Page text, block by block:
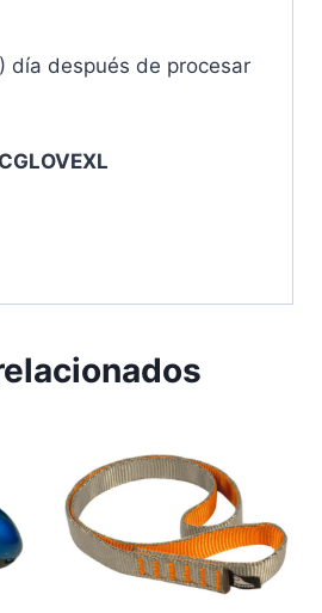
día después de procesar